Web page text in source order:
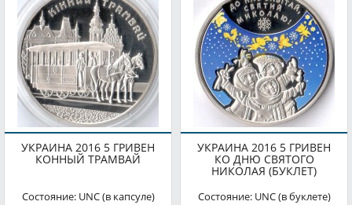
УКРАИНА 2016 5 ГРИВЕН
КОННЫЙ ТРАМВАЙ
Состояние: UNC (в капсуле)
УКРАИНА 2016 5 ГРИВЕН
КО ДНЮ СВЯТОГО
НИКОЛАЯ (БУКЛЕТ)
Состояние: UNC (в буклете)